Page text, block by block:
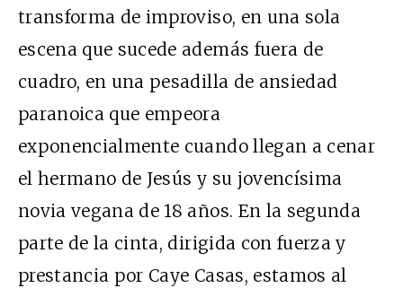
transforma de improviso, en una sola
escena que sucede además fuera de
cuadro, en una pesadilla de ansiedad
paranoica que empeora
exponencialmente cuando llegan a cenar
el hermano de Jesús y su jovencísima
novia vegana de 18 años. En la segunda
parte de la cinta, dirigida con fuerza y
prestancia por Caye Casas, estamos al